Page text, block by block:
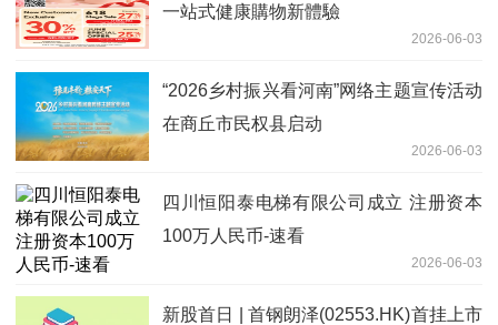
一站式健康購物新體驗
2026-06-03
“2026乡村振兴看河南”网络主题宣传活动
在商丘市民权县启动
2026-06-03
四川恒阳泰电梯有限公司成立 注册资本
100万人民币-速看
2026-06-03
新股首日 | 首钢朗泽(02553.HK)首挂上市